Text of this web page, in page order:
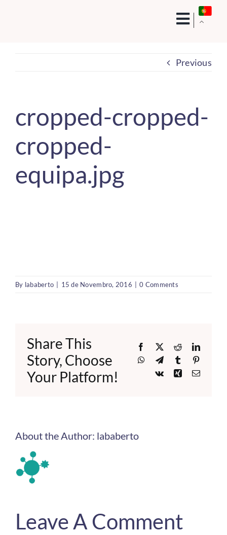
Previous
cropped-cropped-
cropped-
equipa.jpg
By lababerto 15 de Novembro, 2016 0 Comments
Share This
Story, Choose
Your Platform!
Facebook
X Reddit
WhatsApp
TelegramTumblr
Vk
XingEmail
About the Author: lababerto
Leave A Comment